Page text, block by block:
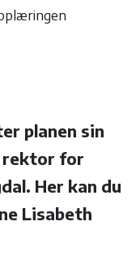
planen sin
rektor for
Her kan du
Lisabeth